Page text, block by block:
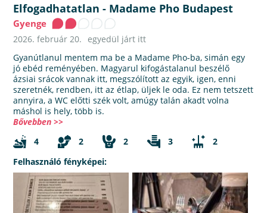
Elfogadhatatlan - Madame Pho Budapest
Gyenge
2026. február 20.
egyedül járt itt
Gyanútlanul mentem ma be a Madame Pho-ba, simán egy
jó ebéd reményében. Magyarul kifogástalanul beszélő
ázsiai srácok vannak itt, megszólított az egyik, igen, enni
szeretnék, rendben, itt az étlap, üljek le oda. Ez nem tetszett
annyira, a WC előtti szék volt, amúgy talán akadt volna
máshol is hely, több is.
Bővebben >>
4
2 2 3
2
Felhasználó fényképei: